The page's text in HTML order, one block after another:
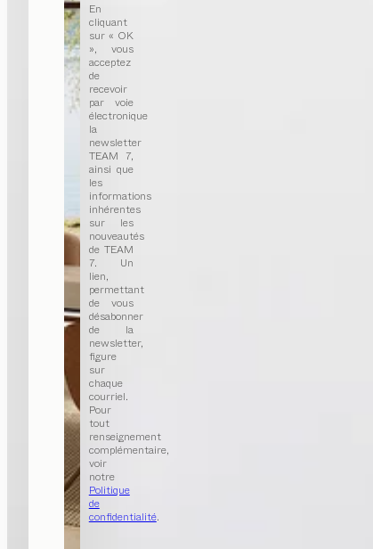
En
cliquant
sur « OK
», vous
acceptez
de
recevoir
par voie
électronique
la
newsletter
TEAM 7,
ainsi que
les
informations
inhérentes
sur les
nouveautés
de TEAM
7. Un
lien,
permettant
de vous
désabonner
de la
newsletter,
figure
sur
chaque
courriel.
Pour
tout
renseignement
complémentaire,
voir
notre
Politique
de
confidentialité.